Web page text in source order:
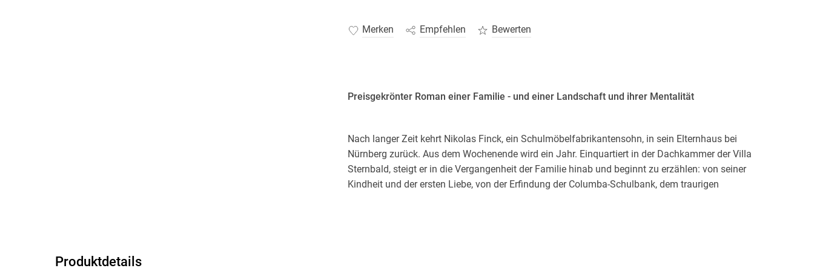
Merken Empfehlen Bewerten
Preisgekrönter Roman einer Familie - und einer Landschaft und ihrer Mentalität
Nach langer Zeit kehrt Nikolas Finck, ein Schulmöbelfabrikantensohn, in sein Elternhaus bei
Nürnberg zurück. Aus dem Wochenende wird ein Jahr. Einquartiert in der Dachkammer der Villa
Sternbald, steigt er in die Vergangenheit der Familie hinab und beginnt zu erzählen: von seiner
Kindheit und der ersten Liebe, von der Erfindung der Columba-Schulbank, dem traurigen
Produktdetails